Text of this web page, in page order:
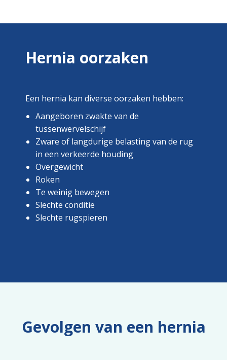
Hernia oorzaken
Een hernia kan diverse oorzaken hebben:
Aangeboren zwakte van de
tussenwervelschijf
Zware of langdurige belasting van de rug
in een verkeerde houding
Overgewicht
Roken
Te weinig bewegen
Slechte conditie
Slechte rugspieren
Gevolgen van een hernia